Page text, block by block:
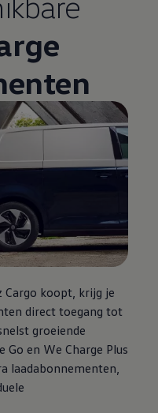
Cargo koopt, krijg je
direct toegang tot
groeiende
Go en We Charge Plus
laadabonnementen,